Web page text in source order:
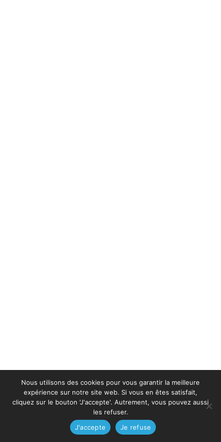
Nous utilisons des cookies pour vous garantir la meilleure
expérience sur notre site web. Si vous en êtes satisfait,
cliquez sur le bouton 'J'accepte'. Autrement, vous pouvez aussi
les refuser.
J'accepte
Je refuse